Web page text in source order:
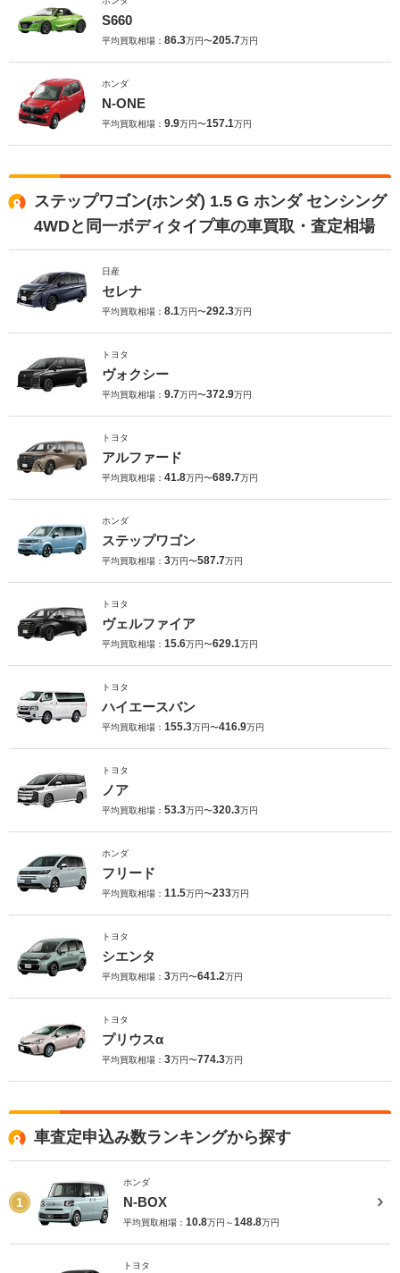
S660
平均買取相場： 86.3万円〜205.7万円
ホンダ
N-ONE
平均買取相場： 9.9万円〜157.1万円
ステップワゴン(ホンダ) 1.5 G ホンダ センシング
4WDと同一ボディタイプ車の車買取・査定相場
日産
セレナ
平均買取相場： 8.1万円〜292.3万円
トヨタ
ヴォクシー
平均買取相場： 9.7万円〜372.9万円
トヨタ
アルファード
平均買取相場： 41.8万円〜689.7万円
ホンダ
ステップワゴン
平均買取相場： 3万円〜587.7万円
トヨタ
ヴェルファイア
平均買取相場： 15.6万円〜629.1万円
トヨタ
ハイエースバン
平均買取相場： 155.3万円〜416.9万円
トヨタ
ノア
平均買取相場： 53.3万円〜320.3万円
ホンダ
フリード
平均買取相場： 11.5万円〜233万円
トヨタ
シエンタ
平均買取相場： 3万円〜641.2万円
トヨタ
プリウスα
平均買取相場： 3万円〜774.3万円
車査定申込み数ランキングから探す
1
ホンダ
N-BOX
平均買取相場： 10.8万円～148.8万円
トヨタ